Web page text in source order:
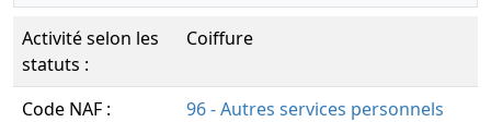
Activité selon les
statuts :
Coiffure
Code NAF :
96 - Autres services personnels